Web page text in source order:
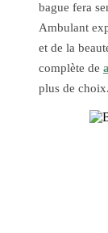
bague fera
Ambulant
et de la
complète de
plus de choix.